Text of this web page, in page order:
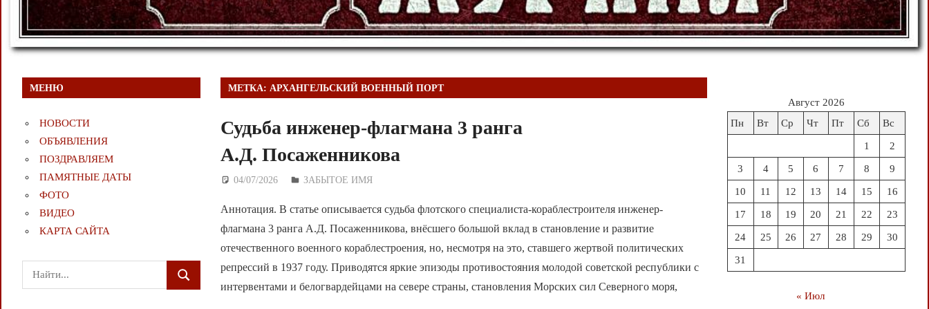
МЕТКА: АРХАНГЕЛЬСКИЙ ВОЕННЫЙ ПОРТ
Судьба инженер-флагмана 3 ранга
А.Д. Посаженникова
04/07/2026 Дежурный по Редакции
ЗАБЫТОЕ ИМЯ
Аннотация. В статье описывается судьба флотского специалиста-кораблестроителя инженер-
флагмана 3 ранга А.Д. Посаженникова, внёсшего большой вклад в становление и развитие
отечественного военного кораблестроения, но, несмотря на это, ставшего жертвой политических
репрессий в 1937 году. Приводятся яркие эпизоды противостояния молодой советской республики с
интервентами и белогвардейцами на севере страны, становления Морских сил Северного моря,
МЕНЮ
НОВОСТИ
ОБЪЯВЛЕНИЯ
ПОЗДРАВЛЯЕМ
ПАМЯТНЫЕ ДАТЫ
ФОТО
ВИДЕО
КАРТА САЙТА
Поиск
для:
ПОИСК
Август 2026
Пн
Вт Ср Чт Пт Сб Вс
1 2
3 4 5 6 7 8 9
10 11 12 13 14 15 16
17 18 19 20 21 22 23
24 25 26 27 28 29 30
31
« Июл